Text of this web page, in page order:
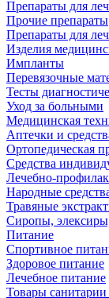
Препараты для
Прочие препараты
Препараты для
Изделия
Импланты
Перевязочные
Тесты
Уход за больными
Медицинская
Аптечки и
Ортопедическая
Средства
Лечебно-
Народные
Травяные
Сиропы,
Питание
Спортивное
Здоровое питание
Лечебное питание
Товары